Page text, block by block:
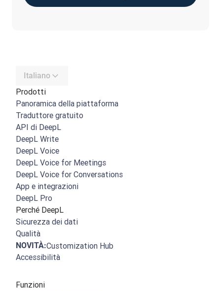
Italiano
Prodotti
Panoramica della piattaforma
Traduttore gratuito
API di DeepL
DeepL Write
DeepL Voice
DeepL Voice for Meetings
DeepL Voice for Conversations
App e integrazioni
DeepL Pro
Perché DeepL
Sicurezza dei dati
Qualità
NOVITÀ:Customization Hub
Accessibilità
Funzioni